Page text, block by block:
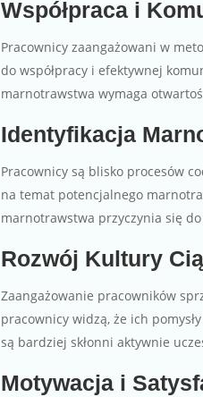
Współpraca i
Pracownicy zaangażowani w
do współpracy i efektywnej
marnotrawstwa wymaga
Identyfikacja
Pracownicy są blisko procesów
na temat potencjalnego
marnotrawstwa przyczynia się
Rozwój Kultury
Zaangażowanie pracowników
pracownicy widzą, że ich
są bardziej skłonni aktywnie
Motywacja i